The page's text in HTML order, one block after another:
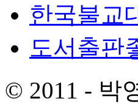
한국불교
도서출판
© 2011 - 박